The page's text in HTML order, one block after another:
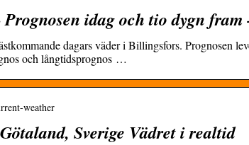
idag och tio dygn fram
dagars väder i Billingsfors. Prognosen
och långtidsprognos …
weather
Sverige Vädret i realtid